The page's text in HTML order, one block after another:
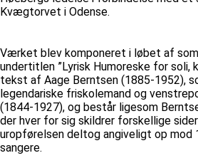
Kvægtorvet i Odense.
Værket blev komponeret i løbet af
undertitlen ”Lyrisk Humoreske for soli,
tekst af Aage Berntsen (1885-1952),
legendariske friskolemand og
(1844-1927), og består ligesom
der hver for sig skildrer forskellige
uropførelsen deltog angiveligt op mod
sangere.